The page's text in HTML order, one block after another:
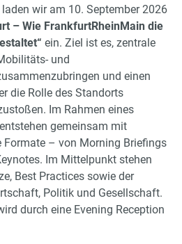
wir am 10. September 2026
– Wie FrankfurtRheinMain die
ein. Ziel ist es, zentrale
und
und einen
die Rolle des Standorts
Im Rahmen eines
gemeinsam mit
Formate – von Morning Briefings
Im Mittelpunkt stehen
Best Practices sowie der
Politik und Gesellschaft.
durch eine Evening Reception